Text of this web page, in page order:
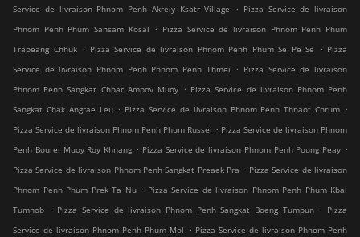
Service de livraison Phnom Penh Akreiy Ksatr Village
. Pizza Service de livraison
Phnom Penh Phum Sansam Kosal
. Pizza Service de livraison Phnom Penh Phum
Trapeang Chhuk
. Pizza Service de livraison Phnom Penh Phum Se Pe Se . Pizza
Service de livraison Phnom Penh Phnom Penh Thmei
. Pizza Service de livraison
Phnom Penh Sangkat Chbar Ampov Muoy . Pizza Service de livraison Phnom Penh
Sangkat Chak Angrae Leu . Pizza Service de livraison Phnom Penh Thnaot Chrum .
Pizza Service de livraison Phnom Penh Phum Russei . Pizza Service de livraison Phnom
Penh Bourei Muoy Roy Khnang . Pizza Service de livraison Phnom Penh Poung Peay .
Pizza Service de livraison Phnom Penh Sangkat Preaek Pra . Pizza Service de livraison
Phnom Penh Phum Prek Ta Nu . Pizza Service de livraison Phnom Penh Phum Kbal
Tumnob
. Pizza Service de livraison Phnom Penh Sangkat Boeng Tumpun . Pizza
Service de livraison Phnom Penh Phum Mol
. Pizza Service de livraison Phnom Penh